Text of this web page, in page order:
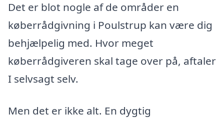
Det er blot nogle af de områder en
køberrådgivning i Poulstrup kan være dig
behjælpelig med. Hvor meget
køberrådgiveren skal tage over på, aftaler
I selvsagt selv.
Men det er ikke alt. En dygtig